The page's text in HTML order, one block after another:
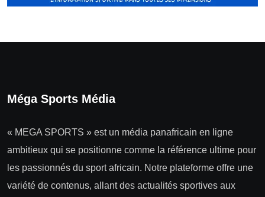
Méga Sports Média
« MEGA SPORTS » est un média panafricain en ligne
ambitieux qui se positionne comme la référence ultime pour
les passionnés du sport africain. Notre plateforme offre une
variété de contenus, allant des actualités sportives aux